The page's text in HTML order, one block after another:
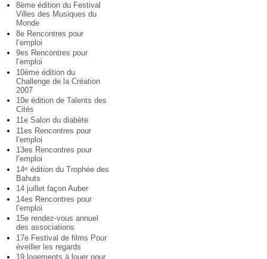
8ème édition du Festival
Villes des Musiques du
Monde
8e Rencontres pour
l’emploi
9es Rencontres pour
l’emploi
10ème édition du
Challenge de la Création
2007
10e édition de Talents des
Cités
11e Salon du diabète
11es Rencontres pour
l’emploi
13es Rencontres pour
l’emploi
14e édition du Trophée des
Bahuts
14 juillet façon Auber
14es Rencontres pour
l’emploi
15e rendez-vous annuel
des associations
17e Festival de films Pour
éveiller les regards
19 logements à louer pour